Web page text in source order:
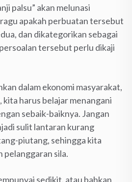
palsu” akan melunasi
apakah perbuatan tersebut
dan dikategorikan sebagai
tersebut perlu dikaji
dalam ekonomi masyarakat,
kita harus belajar menangani
sebaik-baiknya. Jangan
sulit lantaran kurang
piutang, sehingga kita
pelanggaran sila.
sedikit, atau bahkan